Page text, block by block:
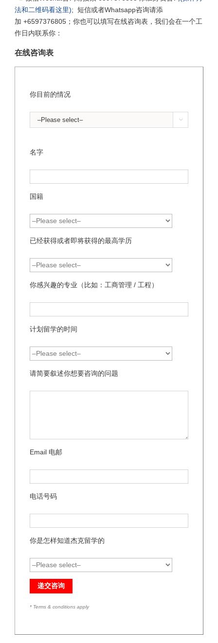
法和二维码看这里); 短信或者Whatsapp咨询请添
加 +6597376805；你也可以填写在线咨询表，我们会在一个工
作日内联系你：
在线咨询表
你目前的情况

名字
国籍
已经获得或者即将获得的最高学历
你感兴趣的专业（比如：工商管理 / 工程）
计划留学的时间
请简要叙述你想要咨询的问题
Email 电邮
电话号码
你是怎样知道杰克留学的
* Terms & conditions apply